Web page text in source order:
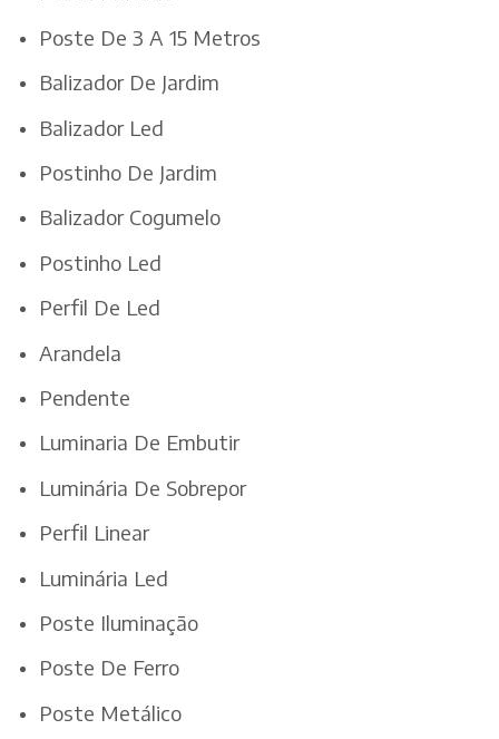
Poste De 3 A 15 Metros
Balizador De Jardim
Balizador Led
Postinho De Jardim
Balizador Cogumelo
Postinho Led
Perfil De Led
Arandela
Pendente
Luminaria De Embutir
Luminária De Sobrepor
Perfil Linear
Luminária Led
Poste Iluminação
Poste De Ferro
Poste Metálico